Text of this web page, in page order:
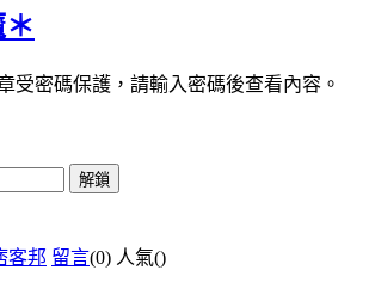
受密碼保護，請輸入密碼後查看內容。
解鎖
客邦 留言(0) 人氣()